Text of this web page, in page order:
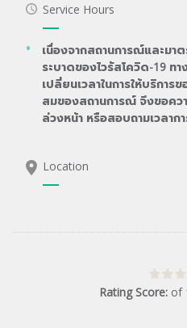
Service Hours
เนื่องจากสถานการณ์และมา
ระบาดของไวรัสโควิด-19 ท
เปลี่ยนเวลาในการให้บริการ
สมของสถานการณ์ จึงขอคว
ล่วงหน้า หรือสอบถามเวลาก
Location
Rating Score: of